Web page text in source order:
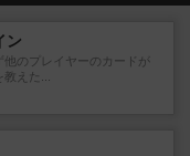
ン
他のプレイヤーのカードが
えた...